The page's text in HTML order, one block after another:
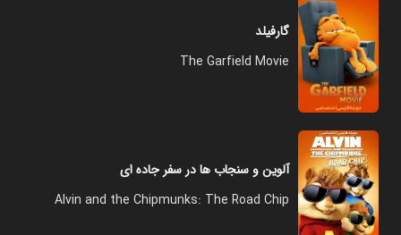
گارفیلد
The Garfield Movie
آلوین و سنجاب ها در سفر جاده ای
Alvin and the Chipmunks: The Road Chip